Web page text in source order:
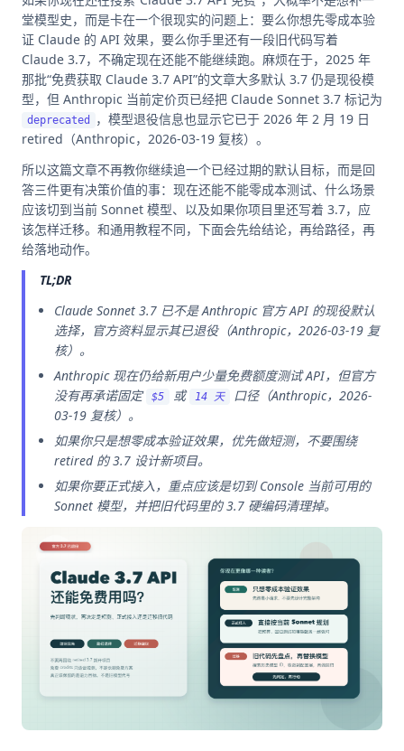
堂模型史，而是卡在一个很现实的问题上：要么你想先零成本验
证 Claude 的 API 效果，要么你手里还有一段旧代码写着
Claude 3.7，不确定现在还能不能继续跑。麻烦在于，2025 年
那批“免费获取 Claude 3.7 API”的文章大多默认 3.7 仍是现役模
型，但 Anthropic 当前定价页已经把 Claude Sonnet 3.7 标记为
deprecated
，模型退役信息也显示它已于 2026 年 2 月 19 日
retired（Anthropic，2026-03-19 复核）。
所以这篇文章不再教你继续追一个已经过期的默认目标，而是回
答三件更有决策价值的事：现在还能不能零成本测试、什么场景
应该切到当前 Sonnet 模型、以及如果你项目里还写着 3.7，应
该怎样迁移。和通用教程不同，下面会先给结论，再给路径，再
给落地动作。
TL;DR
Claude Sonnet 3.7 已不是 Anthropic 官方 API 的现役默认
选择，官方资料显示其已退役（Anthropic，2026-03-19 复
核）。
Anthropic 现在仍给新用户少量免费额度测试 API，但官方
没有再承诺固定 $5 或 14 天
口径（Anthropic，2026-
03-19 复核）。
如果你只是想零成本验证效果，优先做短测，不要围绕
retired 的 3.7 设计新项目。
如果你要正式接入，重点应该是切到 Console 当前可用的
Sonnet 模型，并把旧代码里的 3.7 硬编码清理掉。